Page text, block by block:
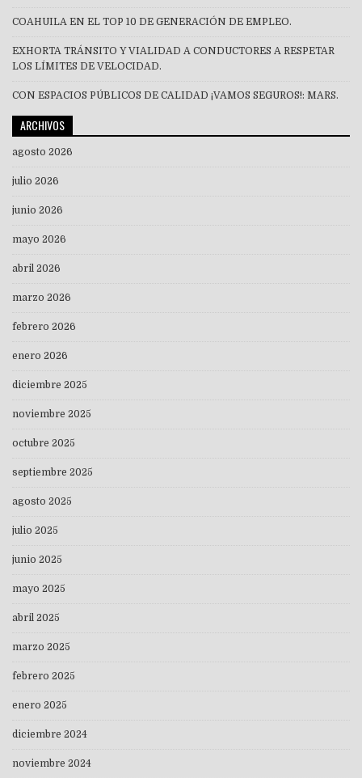
COAHUILA EN EL TOP 10 DE GENERACIÓN DE EMPLEO.
EXHORTA TRÁNSITO Y VIALIDAD A CONDUCTORES A RESPETAR
LOS LÍMITES DE VELOCIDAD.
CON ESPACIOS PÚBLICOS DE CALIDAD ¡VAMOS SEGUROS!: MARS.
ARCHIVOS
agosto 2026
julio 2026
junio 2026
mayo 2026
abril 2026
marzo 2026
febrero 2026
enero 2026
diciembre 2025
noviembre 2025
octubre 2025
septiembre 2025
agosto 2025
julio 2025
junio 2025
mayo 2025
abril 2025
marzo 2025
febrero 2025
enero 2025
diciembre 2024
noviembre 2024